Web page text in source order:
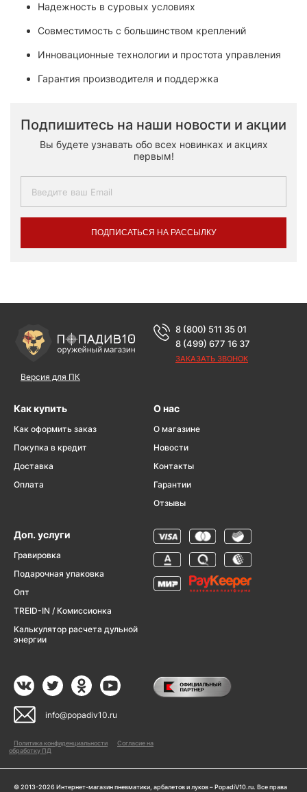
Надежность в суровых условиях
Совместимость с большинством креплений
Инновационные технологии и простота управления
Гарантия производителя и поддержка
Подпишитесь на наши новости и акции
Вы будете узнавать обо всех новинках и акциях
первым!
ПОДПИСАТЬСЯ НА РАССЫЛКУ
Версия для ПК
8 (800) 511 35 01
8 (499) 677 16 37
ЗАКАЗАТЬ ЗВОНОК
Как купить
Как оформить заказ
Покупка в кредит
Доставка
Оплата
О нас
О магазине
Новости
Контакты
Гарантии
Отзывы
Доп. услуги
Гравировка
Подарочная упаковка
Опт
TREID-IN / Комиссионка
Калькулятор расчета дульной
энергии
info@popadiv10.ru
Политика конфиденциальности
Согласие на
обработку ПД
© 2013-2026 Интернет-магазин пневматики, арбалетов и луков – PopadiV10.ru. Все права